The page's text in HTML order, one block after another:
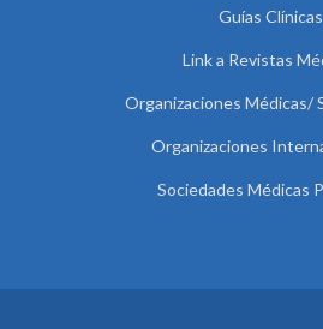
Guías Clínicas
Link a Revistas
Organizaciones Médicas/
Organizaciones
Sociedades Médicas